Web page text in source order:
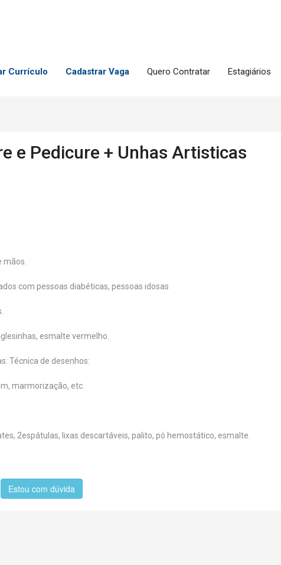
Currículo Cadastrar Vaga Quero Contratar Estagiários
e Pedicure + Unhas Artisticas
com pessoas diabéticas, pessoas idosas
esmalte vermelho.
Técnica de desenhos:
marmorização, etc.
2espátulas, lixas descartáveis, palito, pó hemostático, esmalte.
Estou com dúvida